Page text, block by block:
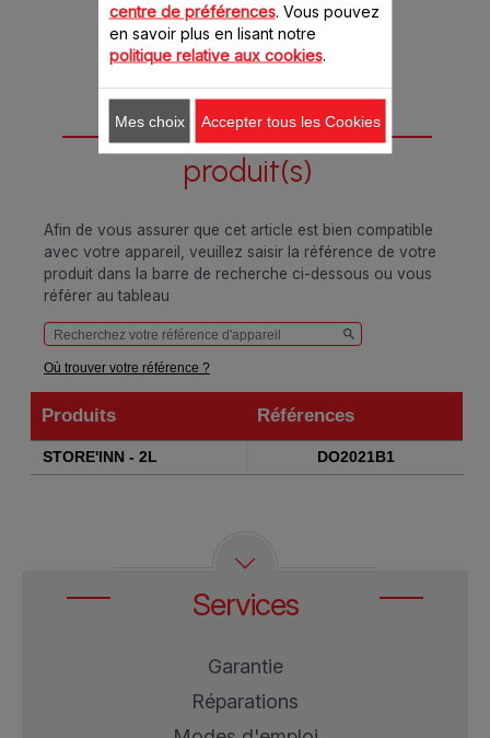
Conçu pour 1
produit(s)
Afin de vous assurer que cet article est bien compatible
avec votre appareil, veuillez saisir la référence de votre
produit dans la barre de recherche ci-dessous ou vous
référer au tableau
Où trouver votre référence ?
Produits
Références
Produits
Références
STORE'INN - 2L DO2021B1
Services
Garantie
Réparations
centre de préférences. Vous pouvez
en savoir plus en lisant notre
politique relative aux cookies.
Mes choix Accepter tous les Cookies